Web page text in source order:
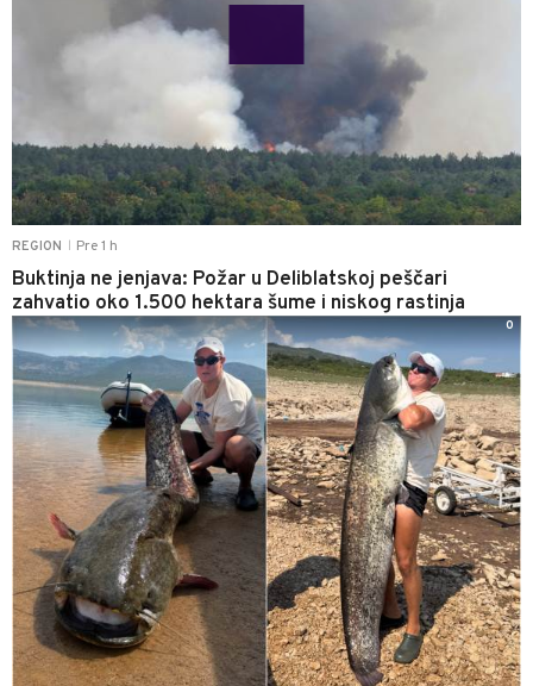
REGION Pre 1 h
Buktinja ne jenjava: Požar u Deliblatskoj peščari
zahvatio oko 1.500 hektara šume i niskog rastinja
0